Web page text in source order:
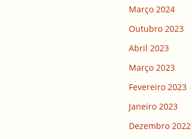
Março 2024
Outubro 2023
Abril 2023
Março 2023
Fevereiro 2023
Janeiro 2023
Dezembro 2022